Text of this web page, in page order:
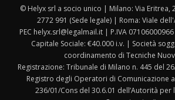
© Helyx srl a socio unico | Milano: Via Eritrea,
2772 991 (Sede legale) | Roma: Viale
PEC helyx.srl@legalmail.it | P.IVA
Capitale Sociale: €40.000 i.v. | Società
coordinamento di Tecniche
Registrazione: Tribunale di Milano n. 445 del
Registro degli Operatori di Comunicazione
236/01/Cons del 30.6.01 dell’Autorità per